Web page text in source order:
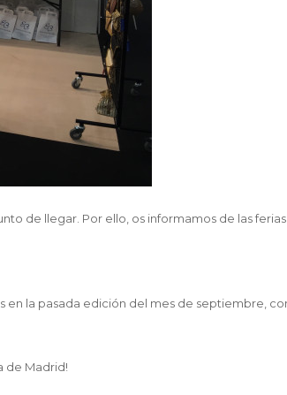
de llegar. Por ello, os informamos de las ferias
la pasada edición del mes de septiembre,
de Madrid!